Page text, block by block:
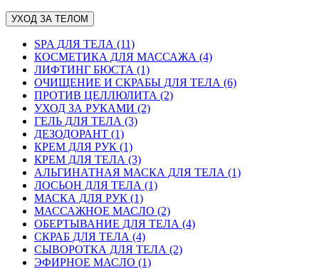
УХОД ЗА ТЕЛОМ
SPA ДЛЯ ТЕЛА (11)
КОСМЕТИКА ДЛЯ МАССАЖА (4)
ЛИФТИНГ БЮСТА (1)
ОЧИЩЕНИЕ И СКРАБЫ ДЛЯ ТЕЛА (6)
ПРОТИВ ЦЕЛЛЮЛИТА (2)
УХОД ЗА РУКАМИ (2)
ГЕЛЬ ДЛЯ ТЕЛА (3)
ДЕЗОДОРАНТ (1)
КРЕМ ДЛЯ РУК (1)
КРЕМ ДЛЯ ТЕЛА (3)
АЛЬГИНАТНАЯ МАСКА ДЛЯ ТЕЛА (1)
ЛОСЬОН ДЛЯ ТЕЛА (1)
МАСКА ДЛЯ РУК (1)
МАССАЖНОЕ МАСЛО (2)
ОБЕРТЫВАНИЕ ДЛЯ ТЕЛА (4)
СКРАБ ДЛЯ ТЕЛА (4)
СЫВОРОТКА ДЛЯ ТЕЛА (2)
ЭФИРНОЕ МАСЛО (1)